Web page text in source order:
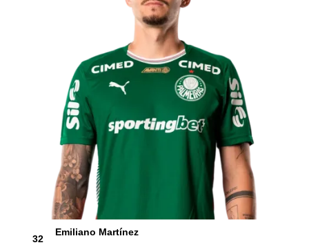
32
Emiliano Martínez